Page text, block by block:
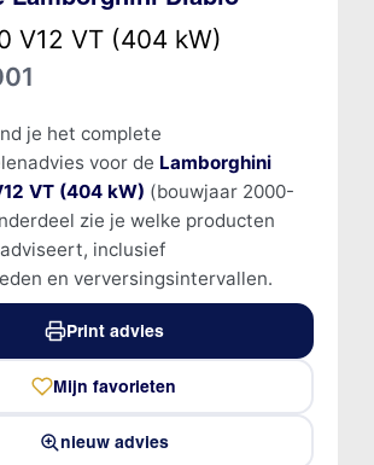
V12 VT (404 kW)
je het complete
voor de Lamborghini
VT (404 kW) (bouwjaar 2000-
zie je welke producten
inclusief
en verversingsintervallen.
Print advies
Mijn favorieten
nieuw advies